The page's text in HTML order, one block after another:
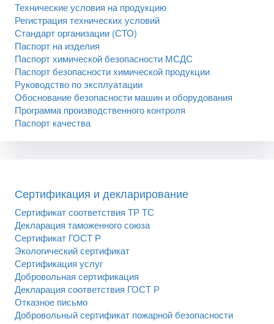
Технические условия на продукцию
Регистрация технических условий
Стандарт организации (СТО)
Паспорт на изделия
Паспорт химической безопасности МСДС
Паспорт безопасности химической продукции
Руководство по эксплуатации
Обоснование безопасности машин и оборудования
Программа производственного контроля
Паспорт качества
Сертификация и декларирование
Сертификат соответствия ТР ТС
Декларация таможенного союза
Сертификат ГОСТ Р
Экологический сертификат
Сертификация услуг
Добровольная сертификация
Декларация соответствия ГОСТ Р
Отказное письмо
Добровольный сертификат пожарной безопасности